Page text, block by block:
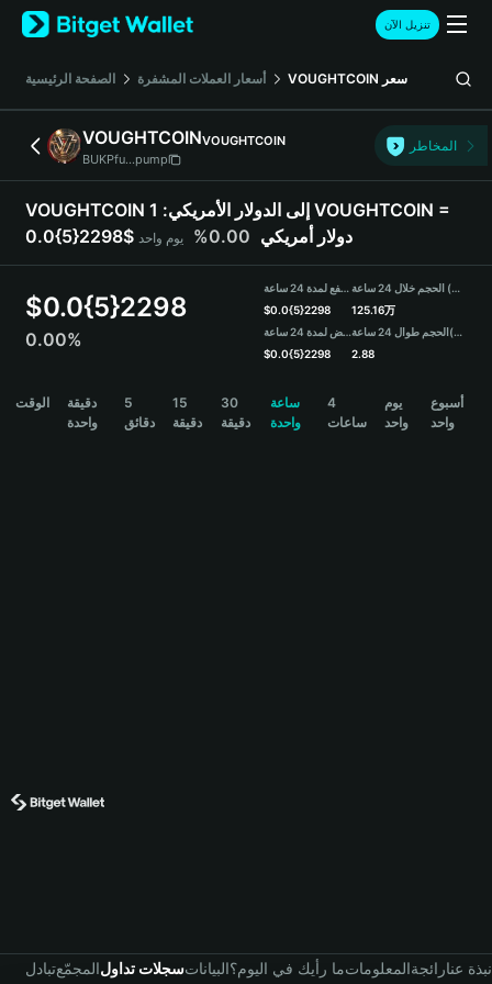
English
日本語
Русский
Español (Latinoamérica)
Türkçe
Deutsch
简体中文
Português (Portugal)
Bahasa Indonesia
বাংলা
تنزيل الآن
الصفحة الرئيسية أسعار العملات المشفرة VOUGHTCOIN سعر
VOUGHTCOINVOUGHTCOIN
BUKPfu...pump
المخاطر
VOUGHTCOIN إلى الدولار الأمريكي: 1 VOUGHTCOIN =
0.0{5}2298$ دولار أمريكي 0.00% يوم واحد
$0.0{5}2298
0.00%
مرتفع لمدة 24 ساعة
$0.0{5}2298
منخفض لمدة 24 ساعة
$0.0{5}2298
الحجم خلال 24 ساعة (VOUGHTCOIN)
125.16万
الحجم طوال 24 ساعة(USDT)
2.88
الوقت
دقيقة
واحدة
5
دقائق
15
دقيقة
30
دقيقة
ساعة
واحدة
4
ساعات
يوم
واحد
أسبوع
واحد
تبادلالمجمّعسجلات تداولالبياناتما رأيك في اليوم؟المعلوماترائجةنبذة عنا